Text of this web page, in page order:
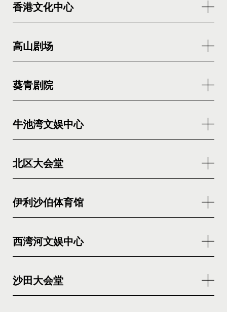
香港文化中心
高山剧场
葵青剧院
牛池湾文娱中心
北区大会堂
伊利沙伯体育馆
西湾河文娱中心
沙田大会堂